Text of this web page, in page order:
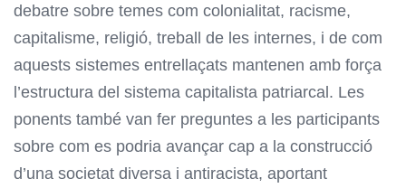
debatre sobre temes com colonialitat, racisme,
capitalisme, religió, treball de les internes, i de com
aquests sistemes entrellaçats mantenen amb força
l’estructura del sistema capitalista patriarcal. Les
ponents també van fer preguntes a les participants
sobre com es podria avançar cap a la construcció
d’una societat diversa i antiracista, aportant